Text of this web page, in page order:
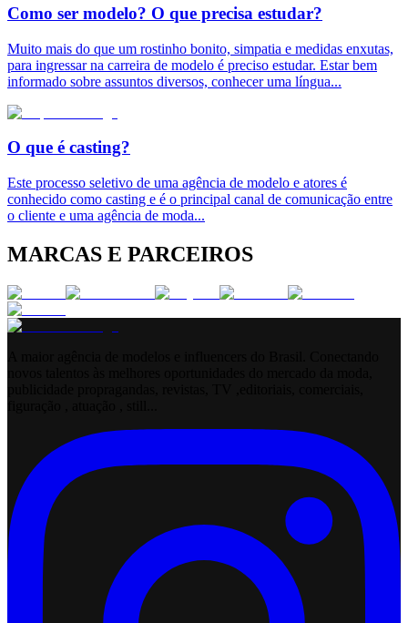
Como ser modelo? O que precisa estudar?
Muito mais do que um rostinho bonito, simpatia e medidas enxutas,
para ingressar na carreira de modelo é preciso estudar. Estar bem
informado sobre assuntos diversos, conhecer uma língua...
O que é casting?
Este processo seletivo de uma agência de modelo e atores é
conhecido como casting e é o principal canal de comunicação entre
o cliente e uma agência de moda...
MARCAS E PARCEIROS